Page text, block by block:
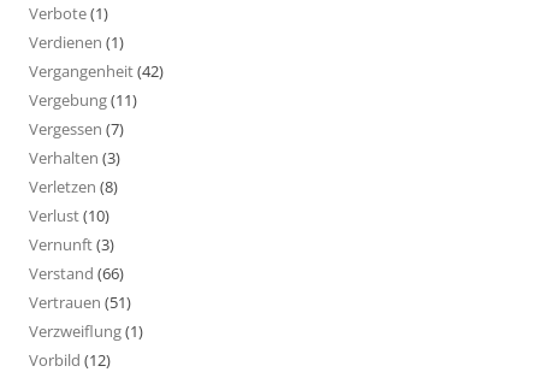
Verbote(1)
Verdienen (1)
Vergangenheit(42)
Vergebung(11)
Vergessen (7)
Verhalten (3)
Verletzen (8)
Verlust(10)
Vernunft(3)
Verstand (66)
Vertrauen (51)
Verzweiflung(1)
Vorbild (12)